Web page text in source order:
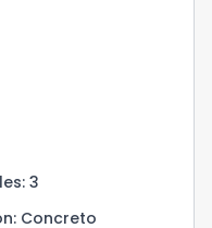
: 3
: Concreto